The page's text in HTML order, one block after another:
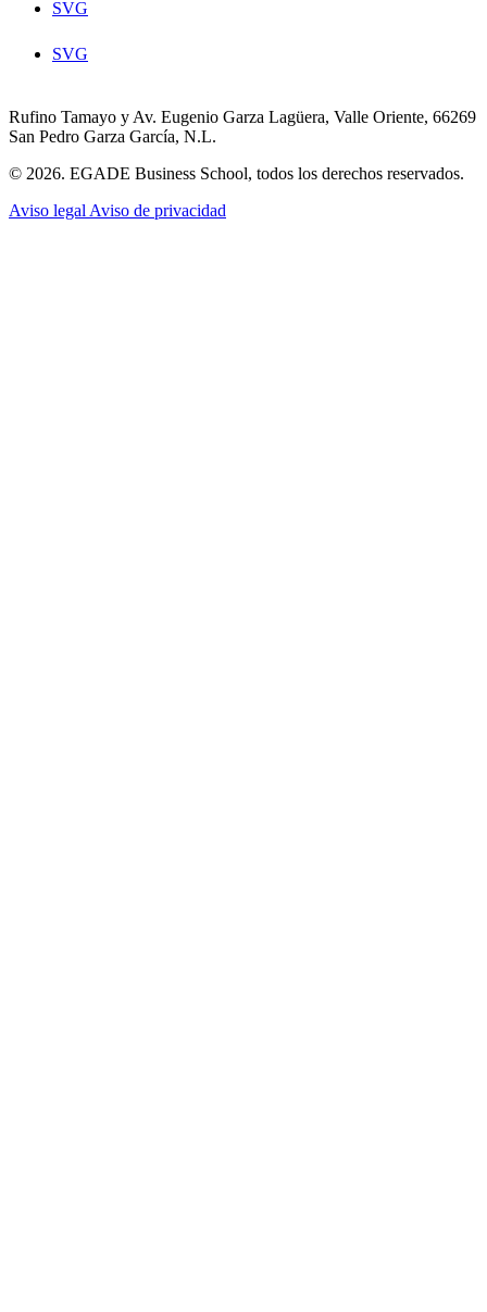
SVG
SVG
Rufino Tamayo y Av. Eugenio Garza Lagüera, Valle Oriente, 66269
San Pedro Garza García, N.L.
© 2026. EGADE Business School, todos los derechos reservados.
Aviso legal Aviso de privacidad